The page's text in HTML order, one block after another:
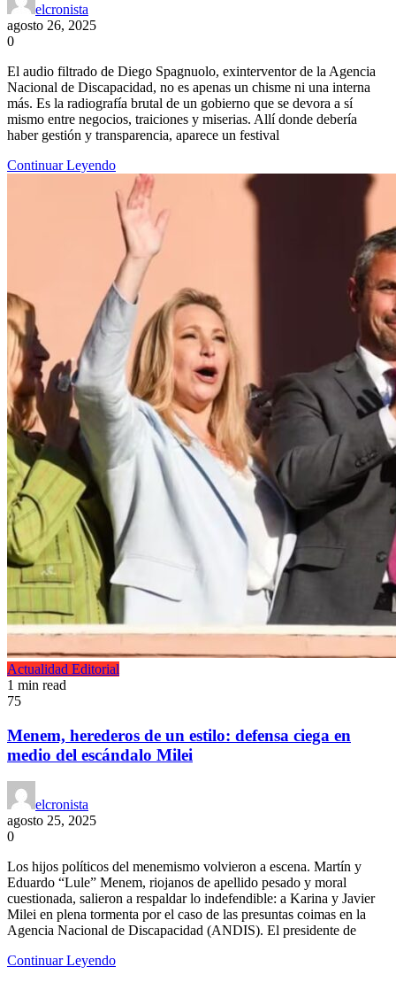
elcronista
agosto 26, 2025
0
El audio filtrado de Diego Spagnuolo, exinterventor de la Agencia
Nacional de Discapacidad, no es apenas un chisme ni una interna
más. Es la radiografía brutal de un gobierno que se devora a sí
mismo entre negocios, traiciones y miserias. Allí donde debería
haber gestión y transparencia, aparece un festival
Continuar Leyendo
Actualidad Editorial
1 min read
75
Menem, herederos de un estilo: defensa ciega en
medio del escándalo Milei
elcronista
agosto 25, 2025
0
Los hijos políticos del menemismo volvieron a escena. Martín y
Eduardo “Lule” Menem, riojanos de apellido pesado y moral
cuestionada, salieron a respaldar lo indefendible: a Karina y Javier
Milei en plena tormenta por el caso de las presuntas coimas en la
Agencia Nacional de Discapacidad (ANDIS). El presidente de
Continuar Leyendo